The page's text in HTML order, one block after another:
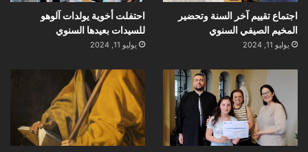
اجتماع تقييم آخر السنة وتحضير
المخيم الصيفي السنوي
يوليو 11, 2024
احتفلت أخوية يولدات آلوهو
للسيدات بعيدها السنوي
يوليو 11, 2024